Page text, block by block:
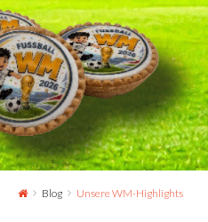
Blog Unsere WM-Highlights